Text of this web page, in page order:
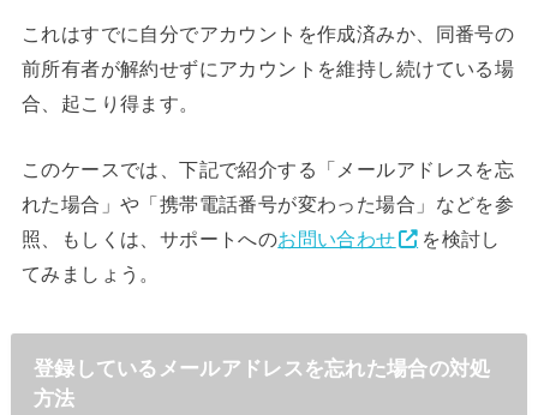
これはすでに自分でアカウントを作成済みか、同番号の
前所有者が解約せずにアカウントを維持し続けている場
合、起こり得ます。
このケースでは、下記で紹介する「メールアドレスを忘
れた場合」や「携帯電話番号が変わった場合」などを参
照、もしくは、サポートへのお問い合わせ
を検討し
てみましょう。
登録しているメールアドレスを忘れた場合の対処
方法